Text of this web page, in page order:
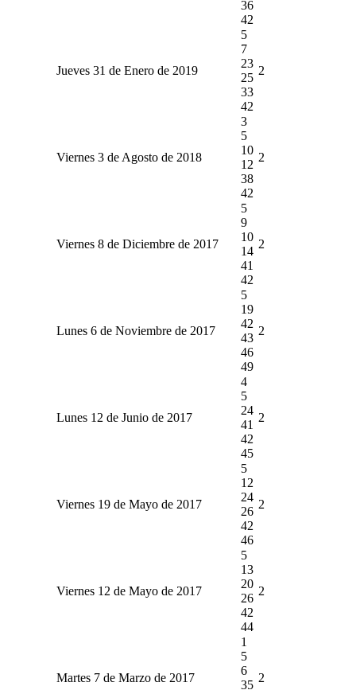
36
42
Jueves 31 de Enero de 2019
5
7
23
25
33
42
2
Viernes 3 de Agosto de 2018
3
5
10
12
38
42
2
Viernes 8 de Diciembre de 2017
5
9
10
14
41
42
2
Lunes 6 de Noviembre de 2017
5
19
42
43
46
49
2
Lunes 12 de Junio de 2017
4
5
24
41
42
45
2
Viernes 19 de Mayo de 2017
5
12
24
26
42
46
2
Viernes 12 de Mayo de 2017
5
13
20
26
42
44
2
Martes 7 de Marzo de 2017
1
5
6
35
2